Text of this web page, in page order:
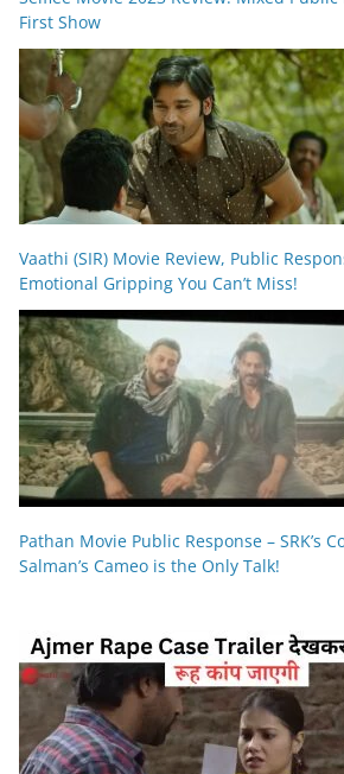
First Show
Vaathi (SIR) Movie Review, Public
Emotional Gripping You Can’t Miss!
Pathan Movie Public Response – SRK’s
Salman’s Cameo is the Only Talk!